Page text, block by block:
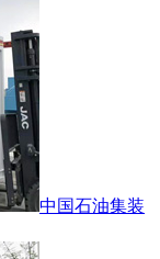
中国石油集装